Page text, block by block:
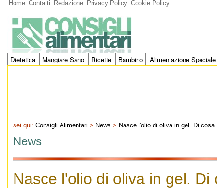
Home Contatti Redazione Privacy Policy Cookie Policy
Dietetica Mangiare Sano Ricette Bambino Alimentazione Speciale
sei qui: Consigli Alimentari > News > Nasce l'olio di oliva in gel. Di cosa
News
Nasce l'olio di oliva in gel. Di